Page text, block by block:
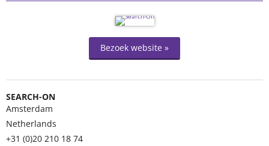
Bezoek website »
SEARCH-ON
Amsterdam
Netherlands
+31 (0)20 210 18 74